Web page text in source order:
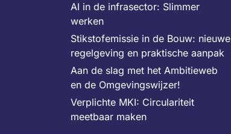
AI in de infrasector: Slimmer
werken
Stikstofemissie in de Bouw: nieuwe
regelgeving en praktische aanpak
Aan de slag met het Ambitieweb
en de Omgevingswijzer!
Verplichte MKI: Circulariteit
meetbaar maken